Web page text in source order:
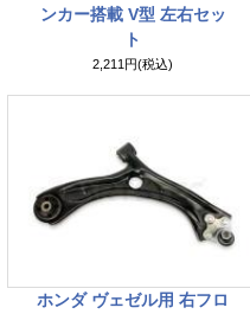
ンカー搭載 V型 左右セッ
ト
2,211円(税込)
ホンダ ヴェゼル用 右フロ